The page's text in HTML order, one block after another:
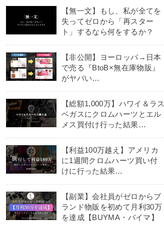
【無一文】もし、私が全てを
失ってゼロから「再スター
ト」するなら何をするか？
【非公開】ヨーロッパ→日本
で売る『BtoB×無在庫物販』
がヤバい…
【総額1,000万】ハワイ＆ラス
ベガスにクロムハーツとエル
メス買付け行った結果…
【利益100万越え】アメリカ
に1週間クロムハーツ買い付
けに行った結果…
【副業】会社員がゼロからブ
ランド物販を初めて月利30万
を達成【BUYMA・バイマ】